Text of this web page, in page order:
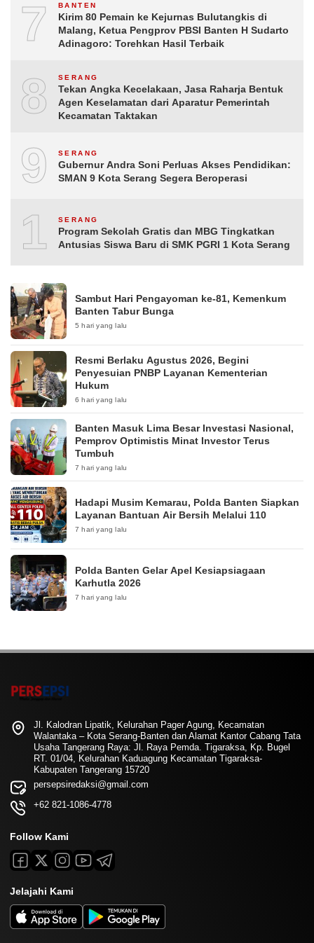
7 BANTEN
Kirim 80 Pemain ke Kejurnas Bulutangkis di
Malang, Ketua Pengprov PBSI Banten H Sudarto
Adinagoro: Torehkan Hasil Terbaik
8 SERANG
Tekan Angka Kecelakaan, Jasa Raharja Bentuk
Agen Keselamatan dari Aparatur Pemerintah
Kecamatan Taktakan
9 SERANG
Gubernur Andra Soni Perluas Akses Pendidikan:
SMAN 9 Kota Serang Segera Beroperasi
10SERANG
Program Sekolah Gratis dan MBG Tingkatkan
Antusias Siswa Baru di SMK PGRI 1 Kota Serang
Sambut Hari Pengayoman ke-81, Kemenkum
Banten Tabur Bunga
5 hari yang lalu
Resmi Berlaku Agustus 2026, Begini
Penyesuian PNBP Layanan Kementerian
Hukum
6 hari yang lalu
Banten Masuk Lima Besar Investasi Nasional,
Pemprov Optimistis Minat Investor Terus
Tumbuh
7 hari yang lalu
Hadapi Musim Kemarau, Polda Banten Siapkan
Layanan Bantuan Air Bersih Melalui 110
7 hari yang lalu
Polda Banten Gelar Apel Kesiapsiagaan
Karhutla 2026
7 hari yang lalu
Jl. Kalodran Lipatik, Kelurahan Pager Agung, Kecamatan
Walantaka – Kota Serang-Banten dan Alamat Kantor Cabang Tata
Usaha Tangerang Raya: Jl. Raya Pemda. Tigaraksa, Kp. Bugel
RT. 01/04, Kelurahan Kaduagung Kecamatan Tigaraksa-
Kabupaten Tangerang 15720
persepsiredaksi@gmail.com
+62 821-1086-4778
Follow Kami
Jelajahi Kami